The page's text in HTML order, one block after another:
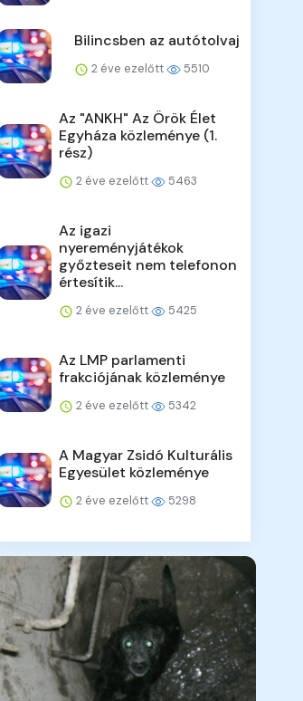
Bilincsben az autótolvaj
2 éve ezelőtt 5510
Az "ANKH" Az Örök Élet
Egyháza közleménye (1.
rész)
2 éve ezelőtt 5463
Az igazi
nyereményjátékok
győzteseit nem telefonon
értesítik...
2 éve ezelőtt 5425
Az LMP parlamenti
frakciójának közleménye
2 éve ezelőtt 5342
A Magyar Zsidó Kulturális
Egyesület közleménye
2 éve ezelőtt 5298